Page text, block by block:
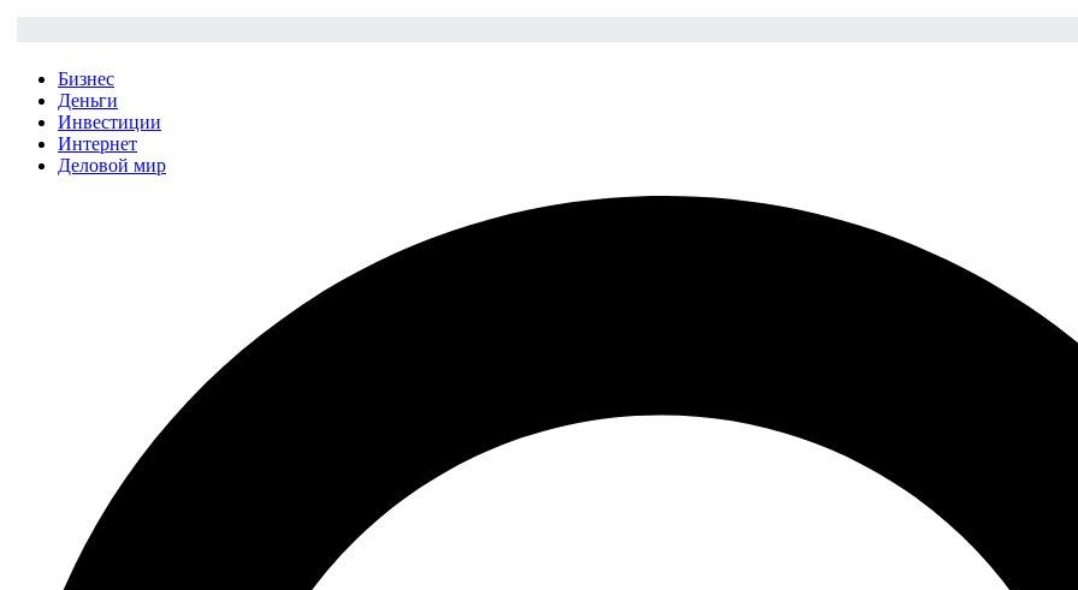
Бизнес
Деньги
Инвестиции
Интернет
Деловой мир